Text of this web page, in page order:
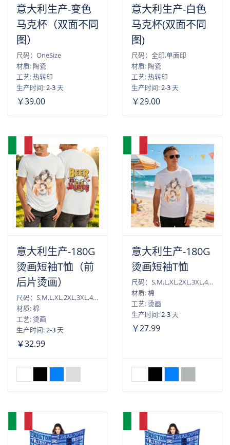
意大利生产-变色
马克杯（双面不同
图）
尺码：OneSize
材质: 陶瓷
工艺: 热转印
生产时间:2-3天
￥39.00
意大利生产-白色
马克杯(双面不同
图)
尺码：全印,单面印
材质: 陶瓷
工艺: 热转印
生产时间:2-3天
￥29.00
意大利生产-180G
烫画短袖T恤（前
后片烫画）
尺码：S,M,L,XL,2XL,3XL,4XL
材质: 棉
工艺: 烫画
生产时间:2-3天
￥32.99
意大利生产-180G
烫画短袖T恤
尺码：S,M,L,XL,2XL,3XL,4XL
材质: 棉
工艺: 烫画
生产时间:2-3天
￥27.99